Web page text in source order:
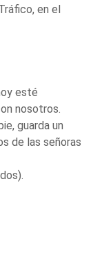
en el
esté
nosotros.
guarda un
de las señoras